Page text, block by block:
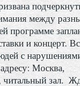
между
программе
и концерт.
с
Москва,
читальный зал.